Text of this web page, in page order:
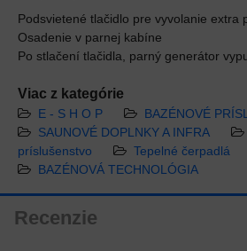
Podsvietené tlačidlo pre vyvolanie extra
Osadenie v parnej kabíne
Po stlačení tlačidla, parný generátor
Viac z kategórie
E - S H O P
BAZÉNOVÉ
SAUNOVÉ DOPLNKY A INFRA
príslušenstvo
Tepelné čerpadlá
BAZÉNOVÁ TECHNOLÓGIA
Recenzie